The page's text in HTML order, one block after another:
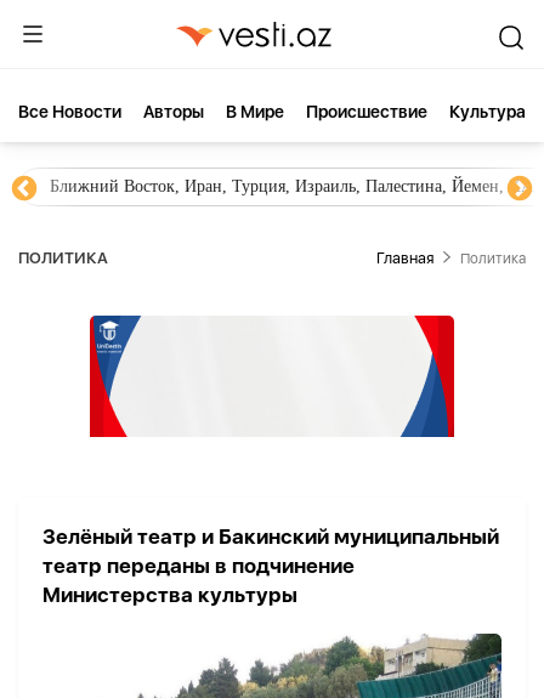
Все Новости Aвторы В Мире Происшествие Культура
Ближний Восток, Иран, Турция, Израиль, Палестина, Йемен,
ПОЛИТИКА Главная Политика
Зелёный театр и Бакинский муниципальный
театр переданы в подчинение
Министерства культуры